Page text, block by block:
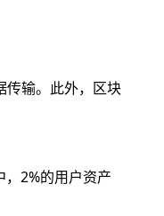
传输。此外，区块
2%的用户资产